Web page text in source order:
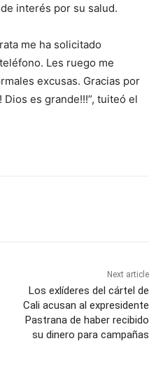
interés por su salud.
me ha solicitado
Les ruego me
excusas. Gracias por
es grande!!!”, tuiteó el
Next article
Los exlíderes del cártel de
Cali acusan al expresidente
Pastrana de haber recibido
su dinero para campañas